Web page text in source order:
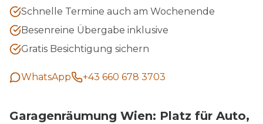
Schnelle Termine auch am Wochenende
Besenreine Übergabe inklusive
Gratis Besichtigung sichern
WhatsApp +43 660 678 3703
Garagenräumung Wien: Platz für Auto,